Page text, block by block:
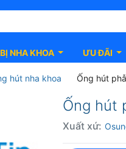
NHA KHOA ƯU ĐÃI
hút nha khoa Ống hút
Ống hút
Xuất xứ: